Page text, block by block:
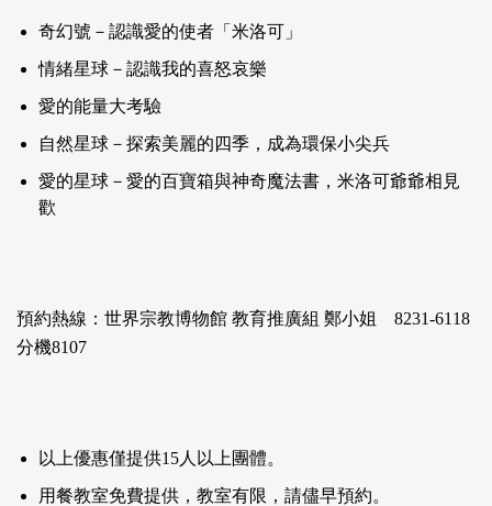
奇幻號－認識愛的使者「米洛可」
情緒星球－認識我的喜怒哀樂
愛的能量大考驗
自然星球－探索美麗的四季，成為環保小尖兵
愛的星球－愛的百寶箱與神奇魔法書，米洛可爺爺相見
歡
預約熱線：世界宗教博物館 教育推廣組 鄭小姐 8231-6118
分機8107
以上優惠僅提供15人以上團體。
用餐教室免費提供，教室有限，請儘早預約。